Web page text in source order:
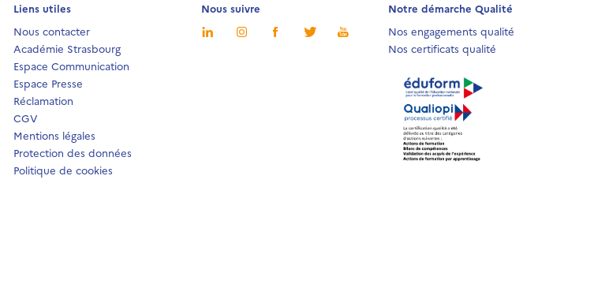
Liens utiles
Nous contacter
Académie Strasbourg
Espace Communication
Espace Presse
Réclamation
CGV
Mentions légales
Protection des données
Politique de cookies
Nous suivre
Notre démarche Qualité
Nos engagements qualité
Nos certificats qualité